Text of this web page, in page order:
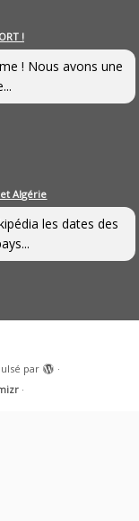
!
! Nous avons une
Algérie
les dates des
par
·
·